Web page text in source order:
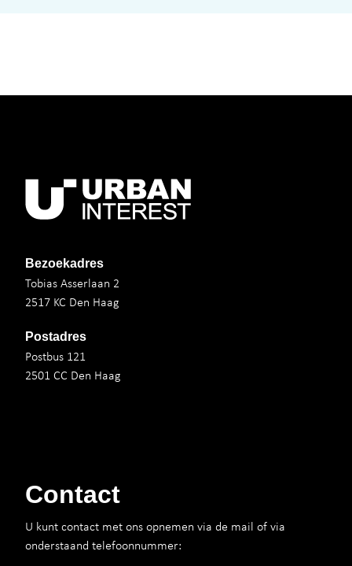
Bezoekadres
Tobias Asserlaan 2
2517 KC Den Haag
Postadres
Postbus 121
2501 CC Den Haag
Contact
U kunt contact met ons opnemen via de mail of via
onderstaand telefoonnummer: